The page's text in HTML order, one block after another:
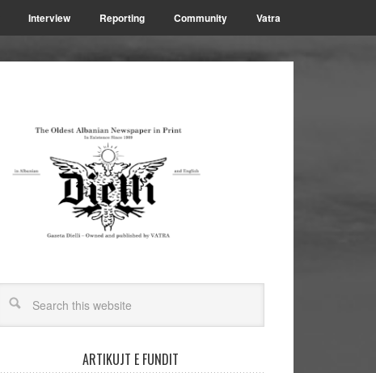
Interview Reporting Community Vatra
ARTIKUJT E FUNDIT